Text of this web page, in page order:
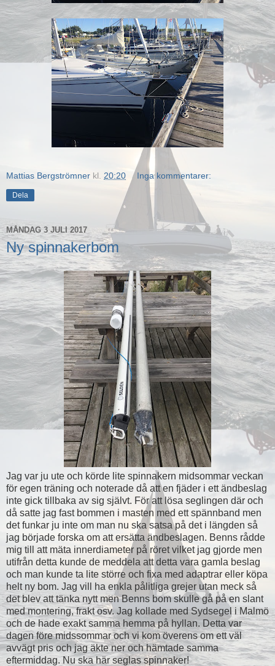
Mattias Bergströmner kl. 20:20 Inga kommentarer:
Dela
MÅNDAG 3 JULI 2017
Ny spinnakerbom
Jag var ju ute och körde lite spinnakern midsommar veckan
för egen träning och noterade då att en fjäder i ett ändbeslag
inte gick tillbaka av sig självt. För att lösa seglingen där och
då satte jag fast bommen i masten med ett spännband men
det funkar ju inte om man nu ska satsa på det i längden så
jag började forska om att ersätta ändbeslagen. Benns rådde
mig till att mäta innerdiameter på röret vilket jag gjorde men
utifrån detta kunde de meddela att detta vara gamla beslag
och man kunde ta lite större och fixa med adaptrar eller köpa
helt ny bom. Jag vill ha enkla pålitliga grejer utan meck så
det blev att tänka nytt men Benns bom skulle gå på en slant
med montering, frakt osv. Jag kollade med Sydsegel i Malmö
och de hade exakt samma hemma på hyllan. Detta var
dagen före midssommar och vi kom överens om ett väl
avvägt pris och jag äkte ner och hämtade samma
eftermiddag. Nu ska här seglas spinnaker!